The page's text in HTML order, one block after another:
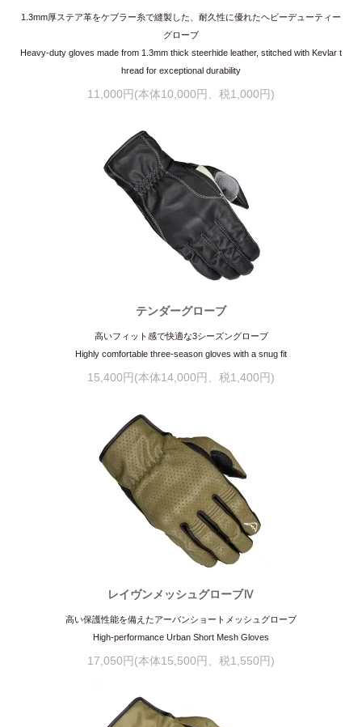
1.3mm厚ステア革をケブラー糸で縫製した、耐久性に優れたヘビーデューティー
グローブ
Heavy-duty gloves made from 1.3mm thick steerhide leather, stitched with Kevlar t
hread for exceptional durability
11,000円(本体10,000円、税1,000円)
テンダーグローブ
高いフィット感で快適な3シーズングローブ
Highly comfortable three-season gloves with a snug fit
15,400円(本体14,000円、税1,400円)
レイヴンメッシュグローブⅣ
高い保護性能を備えたアーバンショートメッシュグローブ
High-performance Urban Short Mesh Gloves
17,050円(本体15,500円、税1,550円)